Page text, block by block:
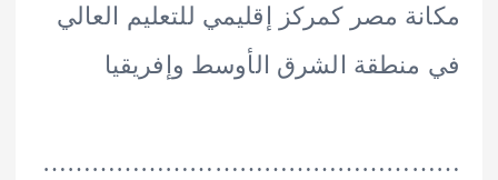
مصر كمركز إقليمي للتعليم العالي
الشرق الأوسط وإفريقيا